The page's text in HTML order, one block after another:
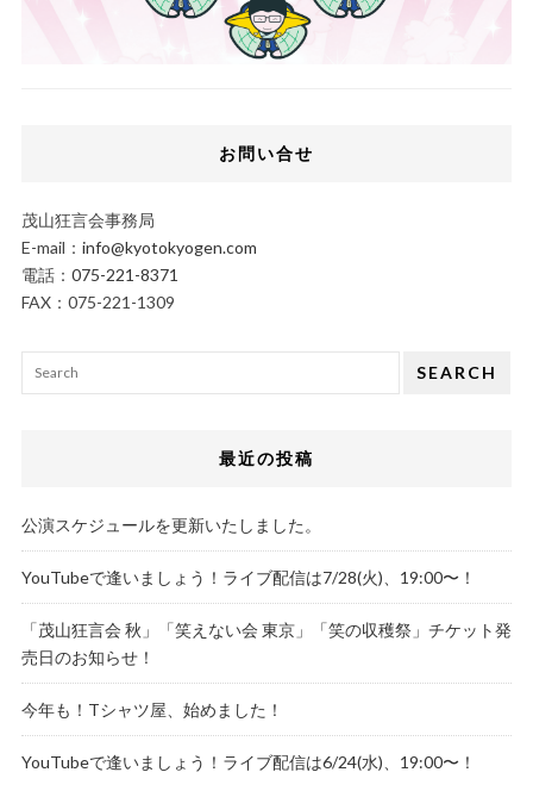
お問い合せ
茂山狂言会事務局
E-mail： info@kyotokyogen.com
電話： 075-221-8371
FAX：075-221-1309
SEARCH
最近の投稿
公演スケジュールを更新いたしました。
YouTubeで逢いましょう！ライブ配信は7/28(火)、19:00〜！
「茂山狂言会 秋」「笑えない会 東京」「笑の収穫祭」チケット発
売日のお知らせ！
今年も！Tシャツ屋、始めました！
YouTubeで逢いましょう！ライブ配信は6/24(水)、19:00〜！